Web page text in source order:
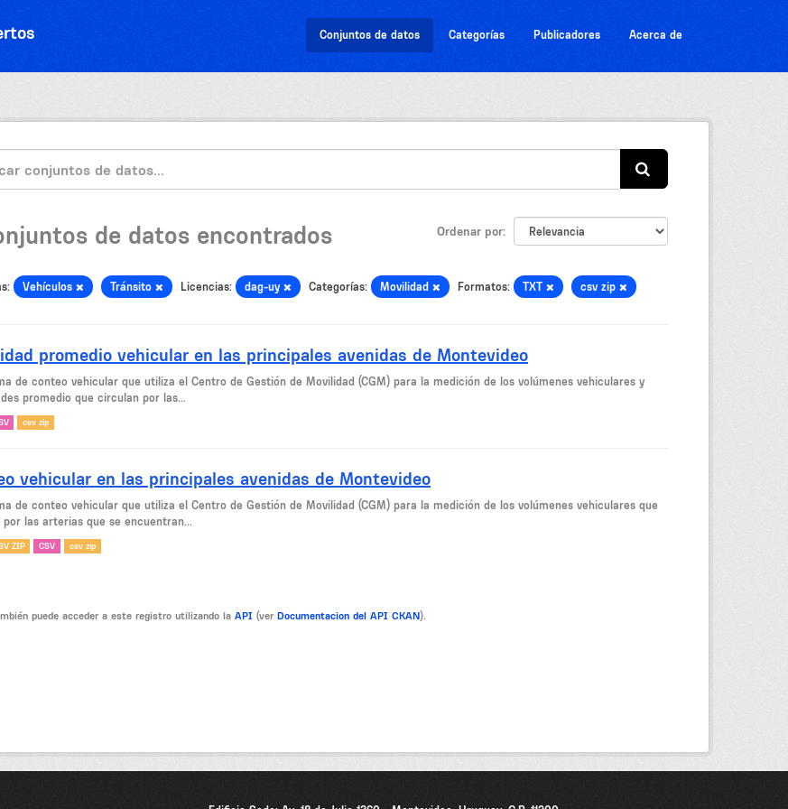
Conjuntos de datos Categorías Publicadores Acerca de
Ordenar por
de datos encontrados
Vehículos Tránsito Licencias: dag-uy Categorías: Movilidad Formatos: TXT csv zip
promedio vehicular en las principales avenidas de Montevideo
de conteo vehicular que utiliza el Centro de Gestión de Movilidad (CGM) para la medición de los volúmenes vehiculares y
promedio que circulan por las...
csv zip
vehicular en las principales avenidas de Montevideo
de conteo vehicular que utiliza el Centro de Gestión de Movilidad (CGM) para la medición de los volúmenes vehiculares que
las arterias que se encuentran...
ZIP CSV csv zip
puede acceder a este registro utilizando la API (ver Documentacion del API CKAN).